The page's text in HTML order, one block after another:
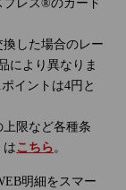
プレス®のカード
した場合のレー
により異なりま
イントは4円と
限など各種条
はこちら 。
明細をスマー